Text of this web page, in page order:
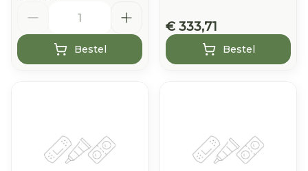
Bestel
€ 333,71
Bestel